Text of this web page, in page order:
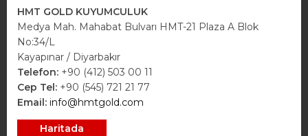
HMT GOLD KUYUMCULUK
Medya Mah. Mahabat Bulvarı HMT-21 Plaza A Blok
No:34/L
Kayapınar / Diyarbakır
Telefon: +90 (412) 503 00 11
Cep Tel: +90 (545) 721 21 77
Email: info@hmtgold.com
Haritada